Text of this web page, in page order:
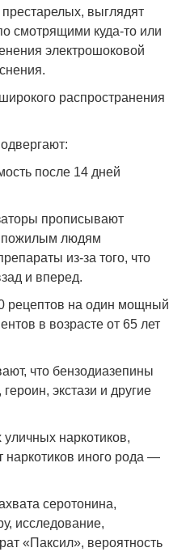
выглядят
смотрящими куда-то или
электрошоковой
распространения
после 14 дней
прописывают
пожилым людям
из-за того, что
и вперед.
рецептов на один мощный
в возрасте от 65 лет
что бензодиазепины
экстази и другие
уличных наркотиков,
наркотиков иного рода —
серотонина,
исследование,
«Паксил», вероятность